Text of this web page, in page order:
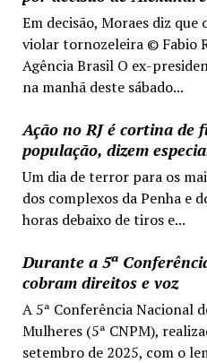
Em decisão, Moraes diz
violar tornozeleira © Fabio
Agência Brasil O ex-
na manhã deste sábado...
Ação no RJ é cortina de
população, dizem
Um dia de terror para os
dos complexos da Penha e
horas debaixo de tiros e...
Durante a 5ª
cobram direitos e voz
A 5ª Conferência Nacional
Mulheres (5ª CNPM),
setembro de 2025, com o